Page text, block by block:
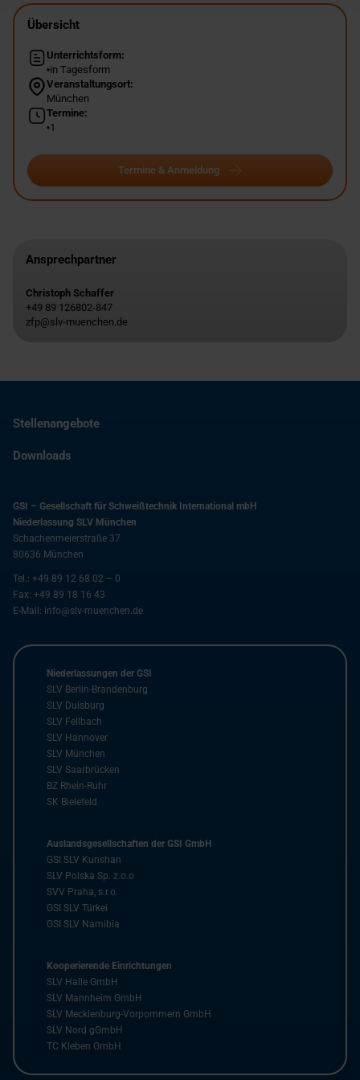
Übersicht
Unterrichtsform:
in Tagesform
Veranstaltungsort:
München
Termine:
1
Termine & Anmeldung
Ansprechpartner
Christoph Schaffer
+49 89 126802-847
zfp@slv-muenchen.de
Stellenangebote
Downloads
GSI – Gesellschaft für Schweißtechnik International mbH
Niederlassung SLV München
Schachenmeierstraße 37
80636 München
Tel.: +49 89 12 68 02 – 0
Fax: +49 89 18 16 43
E-Mail: info@slv-muenchen.de
Niederlassungen der GSI
SLV Berlin-Brandenburg
SLV Duisburg
SLV Fellbach
SLV Hannover
SLV München
SLV Saarbrücken
BZ Rhein-Ruhr
SK Bielefeld
Auslandsgesellschaften der GSI GmbH
GSI SLV Kunshan
SLV Polska Sp. z.o.o
SVV Praha, s.r.o.
GSI SLV Türkei
GSI SLV Namibia
Kooperierende Einrichtungen
SLV Halle GmbH
SLV Mannheim GmbH
SLV Mecklenburg-Vorpommern GmbH
SLV Nord gGmbH
TC Kleben GmbH